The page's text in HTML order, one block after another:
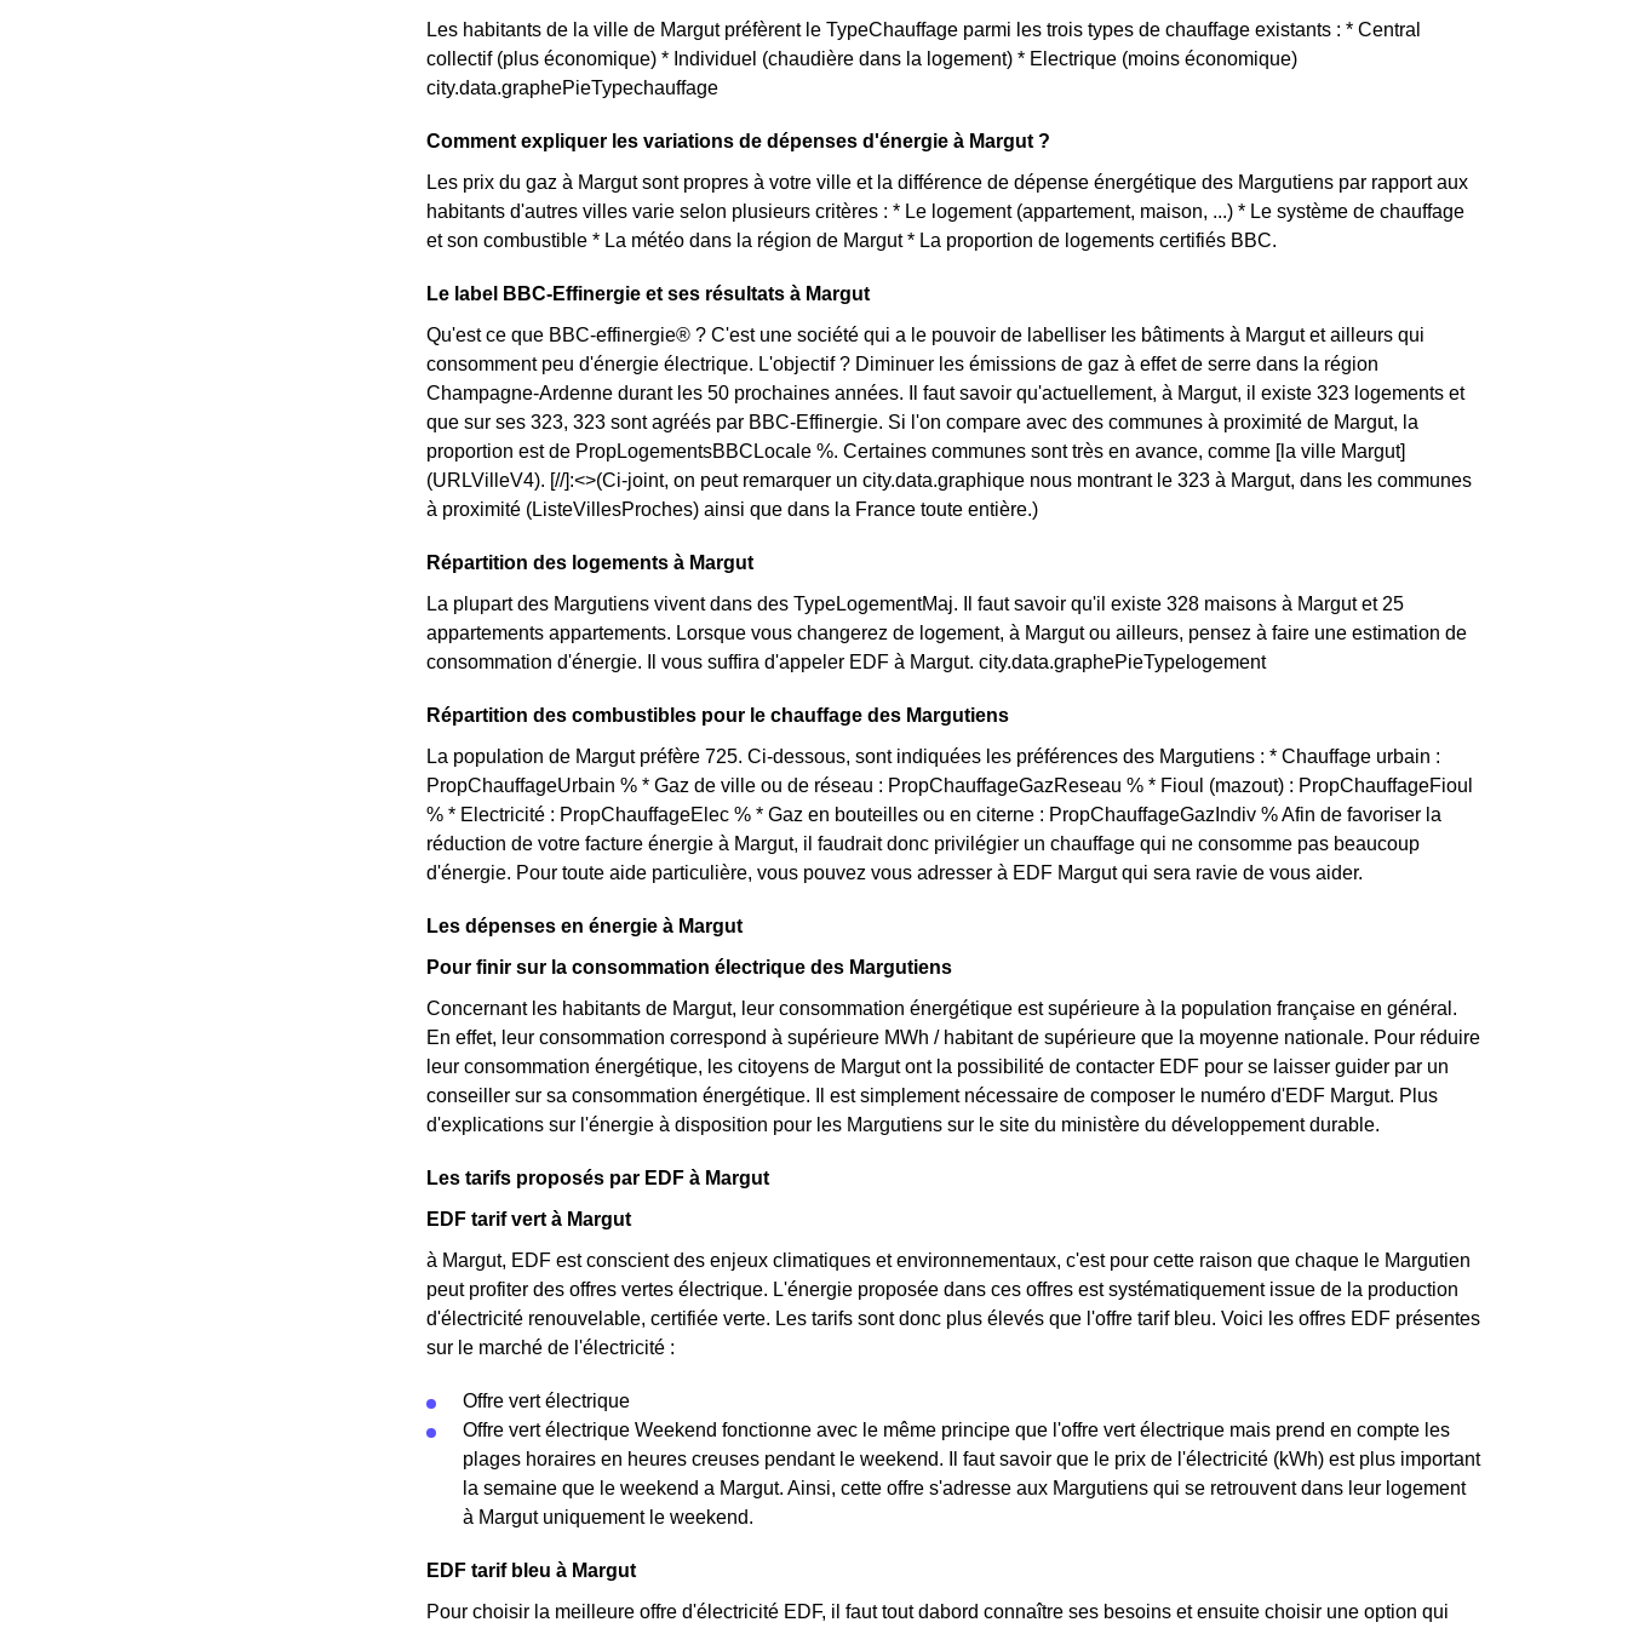
Les habitants de la ville de Margut préfèrent le TypeChauffage parmi les trois types de chauffage existants : * Central
collectif (plus économique) * Individuel (chaudière dans la logement) * Electrique (moins économique)
city.data.graphePieTypechauffage
Comment expliquer les variations de dépenses d'énergie à Margut ?
Les prix du gaz à Margut sont propres à votre ville et la différence de dépense énergétique des Margutiens par rapport aux
habitants d'autres villes varie selon plusieurs critères : * Le logement (appartement, maison, ...) * Le système de chauffage
et son combustible * La météo dans la région de Margut * La proportion de logements certifiés BBC.
Le label BBC-Effinergie et ses résultats à Margut
Qu'est ce que BBC-effinergie® ? C'est une société qui a le pouvoir de labelliser les bâtiments à Margut et ailleurs qui
consomment peu d'énergie électrique. L'objectif ? Diminuer les émissions de gaz à effet de serre dans la région
Champagne-Ardenne durant les 50 prochaines années. Il faut savoir qu'actuellement, à Margut, il existe 323 logements et
que sur ses 323, 323 sont agréés par BBC-Effinergie. Si l'on compare avec des communes à proximité de Margut, la
proportion est de PropLogementsBBCLocale %. Certaines communes sont très en avance, comme [la ville Margut]
(URLVilleV4). [//]:<>(Ci-joint, on peut remarquer un city.data.graphique nous montrant le 323 à Margut, dans les communes
à proximité (ListeVillesProches) ainsi que dans la France toute entière.)
Répartition des logements à Margut
La plupart des Margutiens vivent dans des TypeLogementMaj. Il faut savoir qu'il existe 328 maisons à Margut et 25
appartements appartements. Lorsque vous changerez de logement, à Margut ou ailleurs, pensez à faire une estimation de
consommation d'énergie. Il vous suffira d'appeler EDF à Margut. city.data.graphePieTypelogement
Répartition des combustibles pour le chauffage des Margutiens
La population de Margut préfère 725. Ci-dessous, sont indiquées les préférences des Margutiens : * Chauffage urbain :
PropChauffageUrbain % * Gaz de ville ou de réseau : PropChauffageGazReseau % * Fioul (mazout) : PropChauffageFioul
% * Electricité : PropChauffageElec % * Gaz en bouteilles ou en citerne : PropChauffageGazIndiv % Afin de favoriser la
réduction de votre facture énergie à Margut, il faudrait donc privilégier un chauffage qui ne consomme pas beaucoup
d'énergie. Pour toute aide particulière, vous pouvez vous adresser à EDF Margut qui sera ravie de vous aider.
Les dépenses en énergie à Margut
Pour finir sur la consommation électrique des Margutiens
Concernant les habitants de Margut, leur consommation énergétique est supérieure à la population française en général.
En effet, leur consommation correspond à supérieure MWh / habitant de supérieure que la moyenne nationale. Pour réduire
leur consommation énergétique, les citoyens de Margut ont la possibilité de contacter EDF pour se laisser guider par un
conseiller sur sa consommation énergétique. Il est simplement nécessaire de composer le numéro d'EDF Margut. Plus
d'explications sur l'énergie à disposition pour les Margutiens sur le site du ministère du développement durable.
Les tarifs proposés par EDF à Margut
EDF tarif vert à Margut
à Margut, EDF est conscient des enjeux climatiques et environnementaux, c'est pour cette raison que chaque le Margutien
peut profiter des offres vertes électrique. L'énergie proposée dans ces offres est systématiquement issue de la production
d'électricité renouvelable, certifiée verte. Les tarifs sont donc plus élevés que l'offre tarif bleu. Voici les offres EDF présentes
sur le marché de l'électricité :
Offre vert électrique
Offre vert électrique Weekend fonctionne avec le même principe que l'offre vert électrique mais prend en compte les
plages horaires en heures creuses pendant le weekend. Il faut savoir que le prix de l'électricité (kWh) est plus important
la semaine que le weekend a Margut. Ainsi, cette offre s'adresse aux Margutiens qui se retrouvent dans leur logement
à Margut uniquement le weekend.
EDF tarif bleu à Margut
Pour choisir la meilleure offre d'électricité EDF, il faut tout dabord connaître ses besoins et ensuite choisir une option qui